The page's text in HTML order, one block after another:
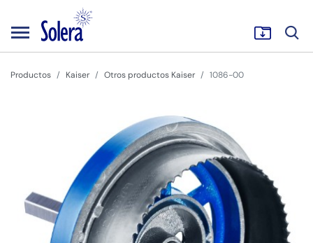
Productos Kaiser Otros productos Kaiser 1086-00